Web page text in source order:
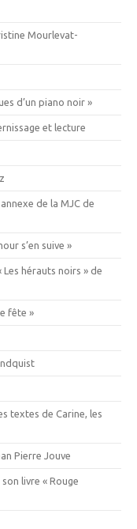
Mourlevat-
d’un piano noir »
et lecture
de la MJC de
s’en suive »
hérauts noirs » de
fête »
textes de Carine, les
Pierre Jouve
livre « Rouge